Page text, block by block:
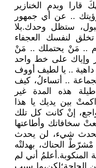
قارا وبدم الخنازير
.. عن أي جمهور
ستظل وحدك.بلا
لنفسك العجفاء
.. مَنْ يحتملك .. مَنْ
وإياك على خط واحد
.. يا لطيف أووف
.. أتساءلُ، كيف
هذه المدة غير
بين يديك يا هذا
إنْ كانت كل تلك
سخافاتك وأطاعتها
شيء، لن يحدث
الحناك، بهدلتْه
المنكوبة.أعلمُ أني لم